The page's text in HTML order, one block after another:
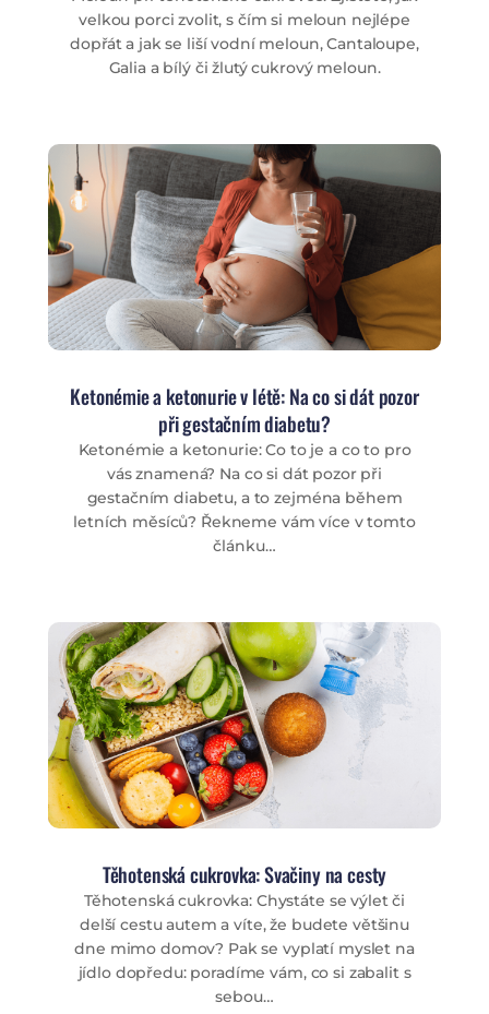
velkou porci zvolit, s čím si meloun nejlépe
dopřát a jak se liší vodní meloun, Cantaloupe,
Galia a bílý či žlutý cukrový meloun.
Ketonémie a ketonurie v létě: Na co si dát pozor
při gestačním diabetu?
Ketonémie a ketonurie: Co to je a co to pro
vás znamená? Na co si dát pozor při
gestačním diabetu, a to zejména během
letních měsíců? Řekneme vám více v tomto
článku…
Těhotenská cukrovka: Svačiny na cesty
Těhotenská cukrovka: Chystáte se výlet či
delší cestu autem a víte, že budete většinu
dne mimo domov? Pak se vyplatí myslet na
jídlo dopředu: poradíme vám, co si zabalit s
sebou…